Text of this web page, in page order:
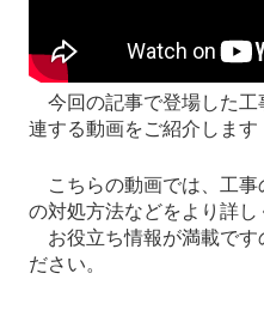
今回の記事で登場した工
連する動画をご紹介します
こちらの動画では、工事
の対処方法などをより詳し
お役立ち情報が満載です
ださい。